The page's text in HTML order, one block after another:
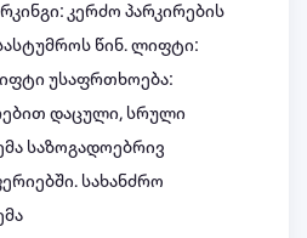
კერძო პარკირების
წინ. ლიფტი:
უსაფრთხოება:
დაცული, სრული
საზოგადოებრივ
სახანძრო